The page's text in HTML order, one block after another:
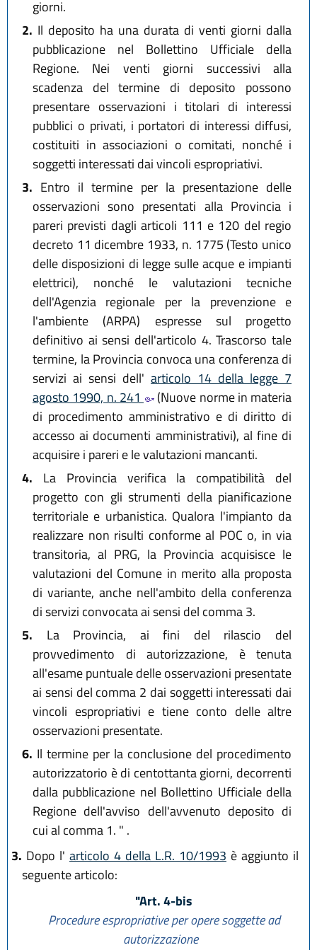
giorni.
2. Il deposito ha una durata di venti giorni dalla
pubblicazione nel Bollettino Ufficiale della
Regione. Nei venti giorni successivi alla
scadenza del termine di deposito possono
presentare osservazioni i titolari di interessi
pubblici o privati, i portatori di interessi diffusi,
costituiti in associazioni o comitati, nonché i
soggetti interessati dai vincoli espropriativi.
3. Entro il termine per la presentazione delle
osservazioni sono presentati alla Provincia i
pareri previsti dagli articoli 111 e 120 del regio
decreto 11 dicembre 1933, n. 1775 (Testo unico
delle disposizioni di legge sulle acque e impianti
elettrici), nonché le valutazioni tecniche
dell'Agenzia regionale per la prevenzione e
l'ambiente (ARPA) espresse sul progetto
definitivo ai sensi dell'articolo 4. Trascorso tale
termine, la Provincia convoca una conferenza di
servizi ai sensi dell' articolo 14 della legge 7
agosto 1990, n. 241
(Nuove norme in materia
di procedimento amministrativo e di diritto di
accesso ai documenti amministrativi), al fine di
acquisire i pareri e le valutazioni mancanti.
4. La Provincia verifica la compatibilità del
progetto con gli strumenti della pianificazione
territoriale e urbanistica. Qualora l'impianto da
realizzare non risulti conforme al POC o, in via
transitoria, al PRG, la Provincia acquisisce le
valutazioni del Comune in merito alla proposta
di variante, anche nell'ambito della conferenza
di servizi convocata ai sensi del comma 3.
5. La Provincia, ai fini del rilascio del
provvedimento di autorizzazione, è tenuta
all'esame puntuale delle osservazioni presentate
ai sensi del comma 2 dai soggetti interessati dai
vincoli espropriativi e tiene conto delle altre
osservazioni presentate.
6. Il termine per la conclusione del procedimento
autorizzatorio è di centottanta giorni, decorrenti
dalla pubblicazione nel Bollettino Ufficiale della
Regione dell'avviso dell'avvenuto deposito di
cui al comma 1. " .
3. Dopo l' articolo 4 della L.R. 10/1993 è aggiunto il
seguente articolo:
"Art. 4-bis
Procedure espropriative per opere soggette ad
autorizzazione